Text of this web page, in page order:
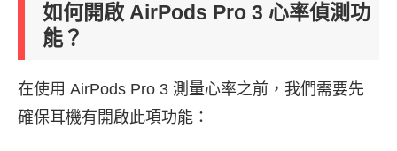
如何開啟 AirPods Pro 3 心率偵測功
能？
在使用 AirPods Pro 3 測量心率之前，我們需要先
確保耳機有開啟此項功能：